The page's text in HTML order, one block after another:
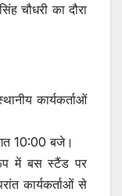
चौधरी का दौरा
कार्यकर्ताओं
10:00 बजे।
में बस स्टैंड पर
कार्यकर्ताओं से